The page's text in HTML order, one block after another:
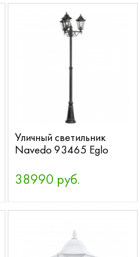
Уличный светильник
Navedo 93465 Eglo
38990 руб.